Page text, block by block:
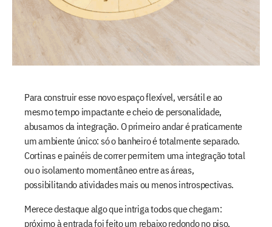
Para construir esse novo espaço flexível, versátil e ao
mesmo tempo impactante e cheio de personalidade,
abusamos da integração. O primeiro andar é praticamente
um ambiente único: só o banheiro é totalmente separado.
Cortinas e painéis de correr permitem uma integração total
ou o isolamento momentâneo entre as áreas,
possibilitando atividades mais ou menos introspectivas.
Merece destaque algo que intriga todos que chegam:
próximo à entrada foi feito um rebaixo redondo no piso,